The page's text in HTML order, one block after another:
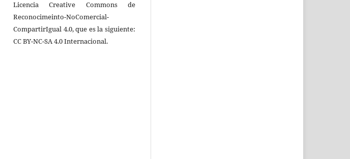
Licencia Creative Commons de
Reconocimeinto-NoComercial-
CompartirIgual 4.0, que es la siguiente:
CC BY-NC-SA 4.0 Internacional.